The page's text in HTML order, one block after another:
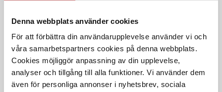
Denna webbplats använder cookies
För att förbättra din användarupplevelse använder vi och
våra samarbetspartners cookies på denna webbplats.
Cookies möjliggör anpassning av din upplevelse,
analyser och tillgång till alla funktioner. Vi använder dem
även för personliga annonser i nyhetsbrev, sociala
Handsåg HBX Hultafors
Längd 550mm
Såg för isolering 2k
500mm
Tandad
De som köpte, köpte även